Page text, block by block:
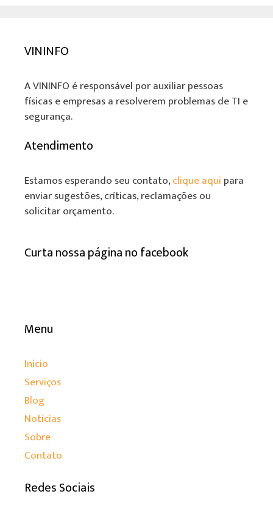
VININFO
A VININFO é responsável por auxiliar pessoas
físicas e empresas a resolverem problemas de TI e
segurança.
Atendimento
Estamos esperando seu contato,clique aqui para
enviar sugestões, críticas, reclamações ou
solicitar orçamento.
Curta nossa página no facebook
Menu
Início
Serviços
Blog
Notícias
Sobre
Contato
Redes Sociais